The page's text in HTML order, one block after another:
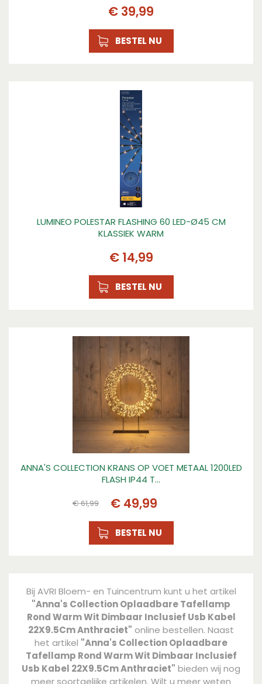
€ 39,99
BESTEL NU
LUMINEO POLESTAR FLASHING 60 LED-Ø45 CM
KLASSIEK WARM
€ 14,99
BESTEL NU
ANNA'S COLLECTION KRANS OP VOET METAAL 1200LED
FLASH IP44 T…
€61,99 € 49,99
BESTEL NU
Bij AVRI Bloem- en Tuincentrum kunt u het artikel
"Anna's Collection Oplaadbare Tafellamp
Rond Warm Wit Dimbaar Inclusief Usb Kabel
22X9.5Cm Anthraciet" online bestellen. Naast
het artikel "Anna's Collection Oplaadbare
Tafellamp Rond Warm Wit Dimbaar Inclusief
Usb Kabel 22X9.5Cm Anthraciet" bieden wij nog
meer soortgelijke artikelen. Wilt u meer weten